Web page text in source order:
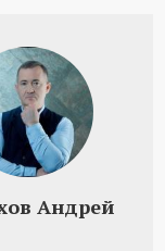
Андрей